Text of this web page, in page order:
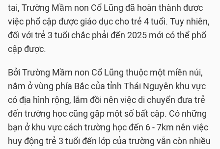
tại, Trường Mầm non Cổ Lũng đã hoàn thành được
việc phổ cập được giáo dục cho trẻ 4 tuổi. Tuy nhiên,
đối với trẻ 3 tuổi chắc phải đến 2025 mới có thể phổ
cập được.
Bởi Trường Mầm non Cổ Lũng thuộc một miền núi,
nằm ở vùng phía Bắc của tỉnh Thái Nguyên khu vực
có địa hình rộng, lắm đồi nên việc di chuyển đưa trẻ
đến trường học cũng gặp một số bất cập. Có những
bạn ở khu vực cách trường học đến 6 - 7km nên việc
huy động trẻ 3 tuổi đến lớp của trường vẫn còn nhiều